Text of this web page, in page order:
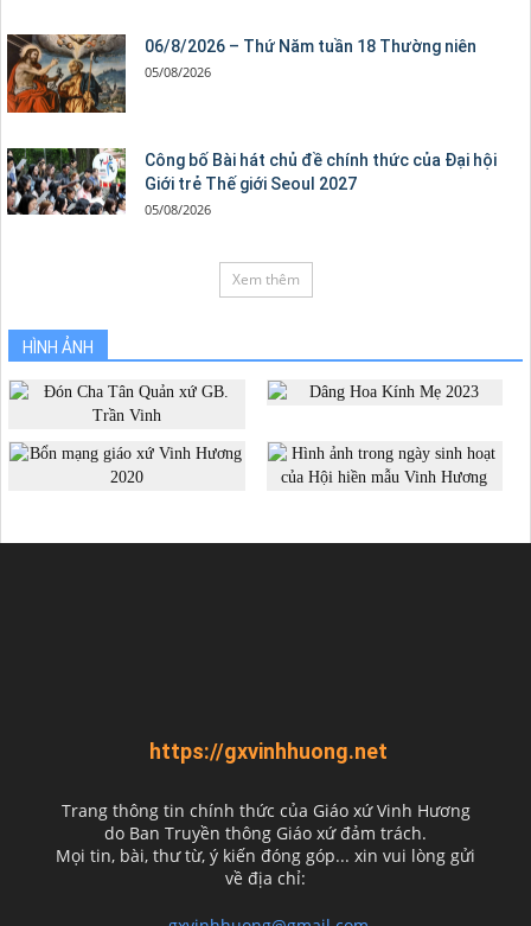
06/8/2026 – Thứ Năm tuần 18 Thường niên
05/08/2026
Công bố Bài hát chủ đề chính thức của Đại hội
Giới trẻ Thế giới Seoul 2027
05/08/2026
Xem thêm
HÌNH ẢNH
https://gxvinhhuong.net
Trang thông tin chính thức của Giáo xứ Vinh Hương
do Ban Truyền thông Giáo xứ đảm trách.
Mọi tin, bài, thư từ, ý kiến đóng góp... xin vui lòng gửi
về địa chỉ: